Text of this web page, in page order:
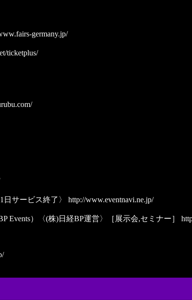
germany.jp/
ticketplus/
サービス終了〉 http://www.eventnavi.ne.jp/
Events）〈(株)日経BP運営〉［展示会,セミナー］